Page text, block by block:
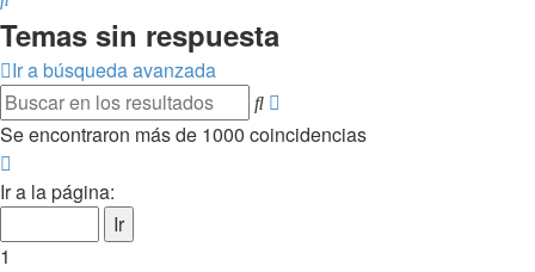
Temas sin respuesta
Ir a búsqueda avanzada
Buscar
avanzada
Se encontraron más de 1000 coincidencias
1
20
Ir a la página:
1